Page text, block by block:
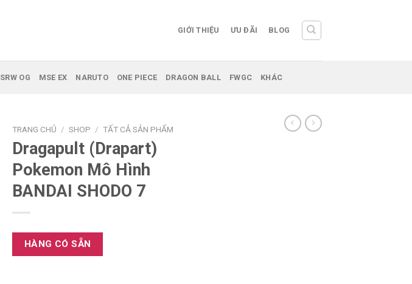
GIỚI THIỆU ƯU ĐÃI BLOG
SRW OG MSE EX NARUTO ONE PIECE DRAGON BALL FWGC KHÁC
TRANG CHỦ / SHOP / TẤT CẢ SẢN PHẨM
Dragapult (Drapart)
Pokemon Mô Hình
BANDAI SHODO 7
HÀNG CÓ SẴN